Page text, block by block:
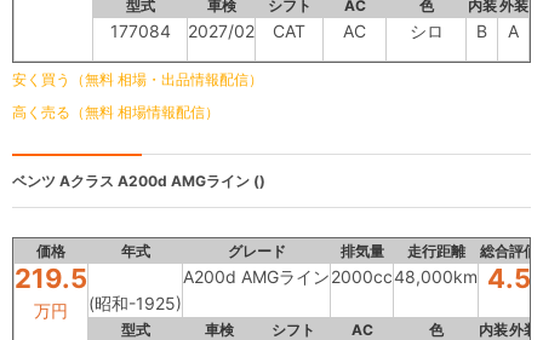
型式 車検 シフト AC 色 内装外装
177084 2027/02 CAT AC シロ B A
安く買う（無料 相場・出品情報配信）
高く売る（無料 相場情報配信）
ベンツ Aクラス A200d AMGライン ()
価格 年式 グレード 排気量 走行距離 総合評価
219.5
万円 (昭和-1925)
A200d AMGライン2000cc48,000km 4.5
型式 車検 シフト AC 色 内装外装